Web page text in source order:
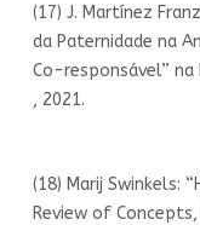
(17) J. Martínez
da Paternidade na
Co-responsável”
, 2021.
(18) Marij Swinkels:
Review of